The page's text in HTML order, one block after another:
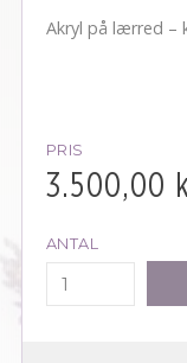
Akryl på lærred –
PRIS
3.500,00
ANTAL